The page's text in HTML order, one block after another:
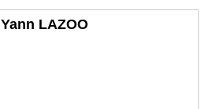
Yann LAZOO